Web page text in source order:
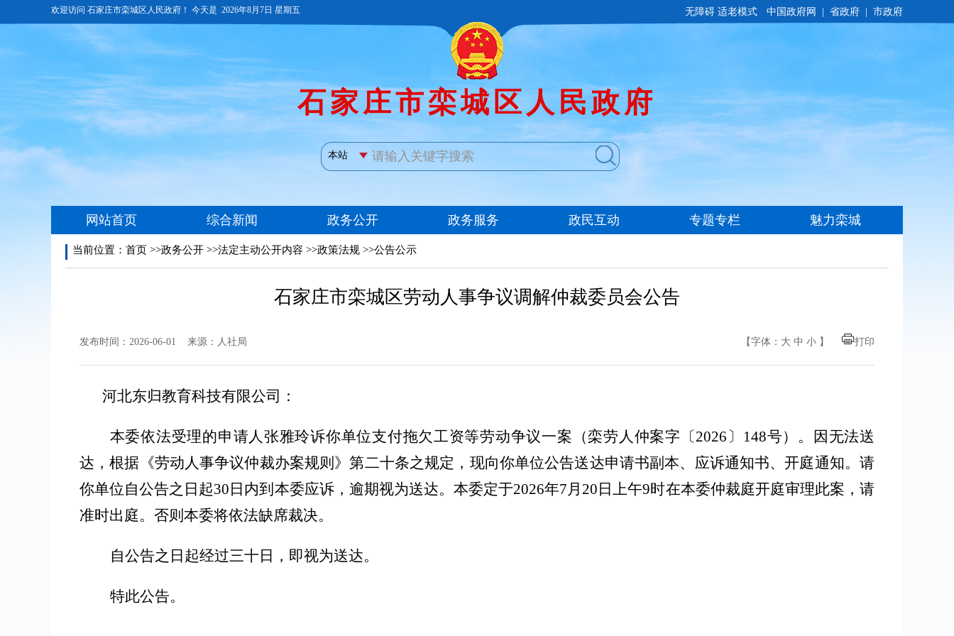
无障碍 适老模式
当前位置： 首页 >>政务公开 >>法定主动公开内容 >>政策法规 >>公告公示
石家庄市栾城区劳动人事争议调解仲裁委员会公告
发布时间：2026-06-01 来源：人社局 【字体： 大 中 小 】 打印
河北东归教育科技有限公司 ：
本委依法受理的申请人张雅玲诉你单位支付拖欠工资等劳动争议一案（栾劳人仲案字 〔2026 〕 148号）。因 无法送
达 ，根据《劳动人事争议仲裁办案规则》第二十条之规定，现向你单位公告送达申请书副本、应诉通知书、开庭通知。请
你单位自公告之日起30 日内到本委应诉，逾期视为送达。本委定于2026年7月 20 日上午9时在本委仲裁庭开庭审理此案，请
准时出庭。否则本委将依法缺席裁决。
自公告之日起经过三十日，即视为送达。
特此公告。